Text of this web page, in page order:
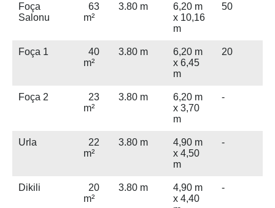
Foça
Salonu
63
m²
3.80 m
6,20 m
x 10,16
m
50
Foça 1
40
m²
3.80 m
6,20 m
x 6,45
m
20
Foça 2
23
m²
3.80 m
6,20 m
x 3,70
m
-
Urla
22
m²
3.80 m
4,90 m
x 4,50
m
-
Dikili
20
m²
3.80 m
4,90 m
x 4,40
-